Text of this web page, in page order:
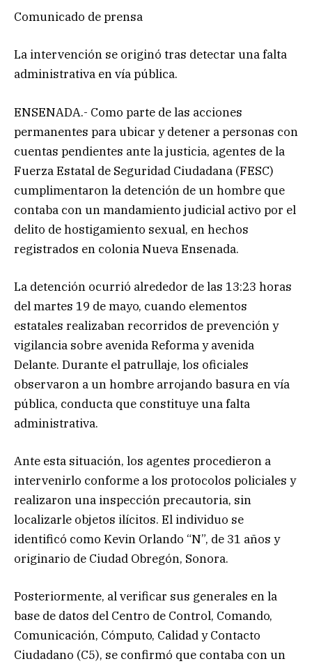
Comunicado de prensa
La intervención se originó tras detectar una falta
administrativa en vía pública.
ENSENADA.- Como parte de las acciones
permanentes para ubicar y detener a personas con
cuentas pendientes ante la justicia, agentes de la
Fuerza Estatal de Seguridad Ciudadana (FESC)
cumplimentaron la detención de un hombre que
contaba con un mandamiento judicial activo por el
delito de hostigamiento sexual, en hechos
registrados en colonia Nueva Ensenada.
La detención ocurrió alrededor de las 13:23 horas
del martes 19 de mayo, cuando elementos
estatales realizaban recorridos de prevención y
vigilancia sobre avenida Reforma y avenida
Delante. Durante el patrullaje, los oficiales
observaron a un hombre arrojando basura en vía
pública, conducta que constituye una falta
administrativa.
Ante esta situación, los agentes procedieron a
intervenirlo conforme a los protocolos policiales y
realizaron una inspección precautoria, sin
localizarle objetos ilícitos. El individuo se
identificó como Kevin Orlando “N”, de 31 años y
originario de Ciudad Obregón, Sonora.
Posteriormente, al verificar sus generales en la
base de datos del Centro de Control, Comando,
Comunicación, Cómputo, Calidad y Contacto
Ciudadano (C5), se confirmó que contaba con un